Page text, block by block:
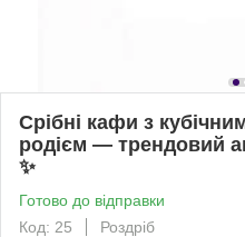
Срібні кафи з
родієм — трендовий
✨
Готово до відправки
Код: 25
Роздріб